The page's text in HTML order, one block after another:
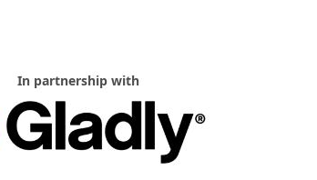
In partnership with